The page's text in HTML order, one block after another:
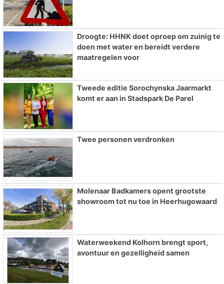
Droogte: HHNK doet oproep om zuinig te
doen met water en bereidt verdere
maatregelen voor
Tweede editie Sorochynska Jaarmarkt
komt er aan in Stadspark De Parel
Twee personen verdronken
Molenaar Badkamers opent grootste
showroom tot nu toe in Heerhugowaard
Waterweekend Kolhorn brengt sport,
avontuur en gezelligheid samen